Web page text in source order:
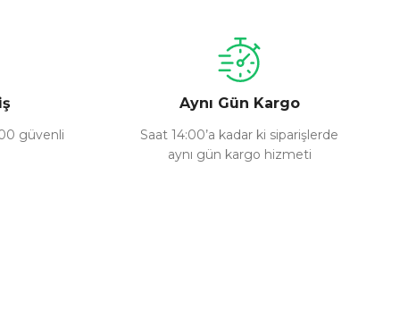
güvenli
Aynı Gün Kargo
Saat 14:00’a kadar ki siparişlerde
aynı gün kargo hizmeti